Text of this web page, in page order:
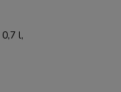
0,7 l,